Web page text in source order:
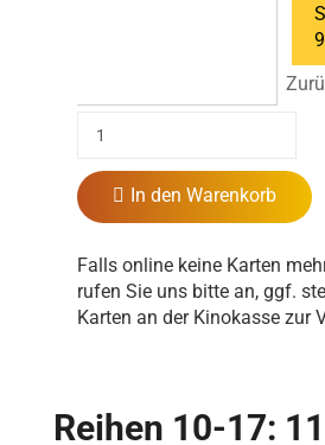
In den Warenkorb
Falls online keine Karten
rufen Sie uns bitte an, ggf.
Karten an der Kinokasse zur
Reihen 10-17: